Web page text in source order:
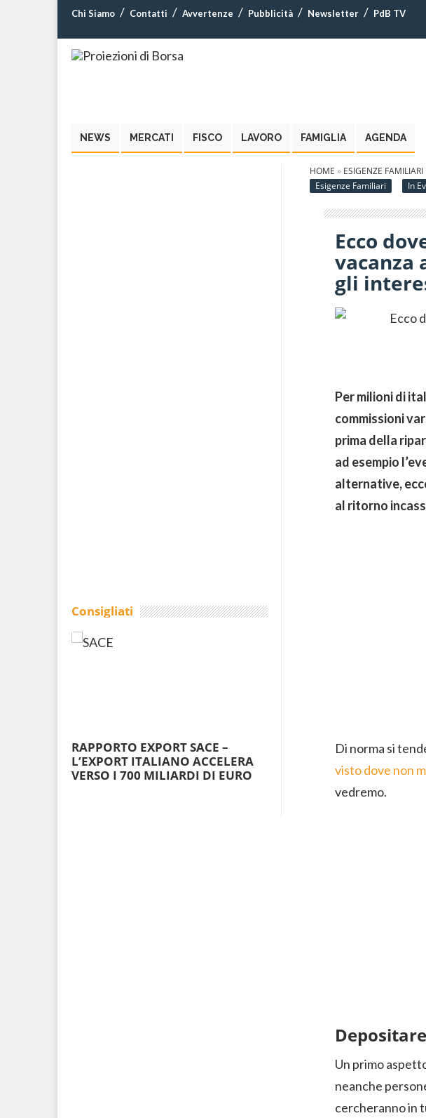
Chi Siamo Contatti Avvertenze Pubblicità Newsletter PdB TV
NEWS MERCATI FISCO LAVORO FAMIGLIA AGENDA
HOME » ESIGENZE FAMILIARI
Esigenze Familiari
In
Ecco
vacanza
gli
Per milioni di
commissioni
prima della
ad esempio
alternative,
al ritorno
Di norma si
visto dove non
vedremo.
Un primo
neanche
cercheranno in
Consigliati
RAPPORTO EXPORT SACE –
L’EXPORT ITALIANO ACCELERA
VERSO I 700 MILIARDI DI EURO